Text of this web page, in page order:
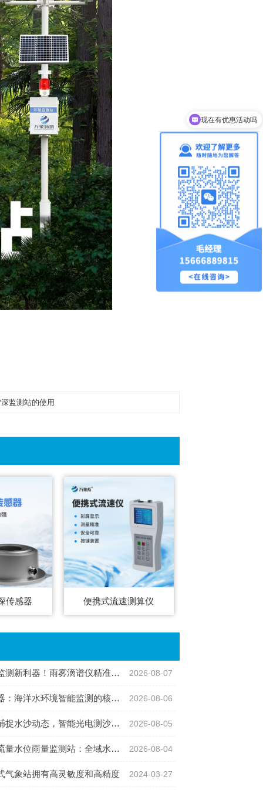
监测站的使用
传感器 便携式流速测算仪
器！雨雾滴谱仪精准识别各类雨雪雾天气 2026-08-07
洋水环境智能监测的核心感知设备 2026-08-06
动态，智能光电测沙仪守护水域水沙安全 2026-08-05
雨量监测站：全域水文智慧监测一体化设备 2026-08-04
气象站拥有高灵敏度和高精度 2024-03-27
现在有优惠活动吗